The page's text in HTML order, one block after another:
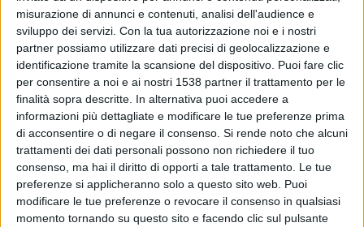
misurazione di annunci e contenuti, analisi dell'audience e
sviluppo dei servizi. Con la tua autorizzazione noi e i nostri
partner possiamo utilizzare dati precisi di geolocalizzazione e
identificazione tramite la scansione del dispositivo. Puoi fare clic
per consentire a noi e ai nostri 1538 partner il trattamento per le
finalità sopra descritte. In alternativa puoi accedere a
informazioni più dettagliate e modificare le tue preferenze prima
di acconsentire o di negare il consenso. Si rende noto che alcuni
trattamenti dei dati personali possono non richiedere il tuo
consenso, ma hai il diritto di opporti a tale trattamento. Le tue
preferenze si applicheranno solo a questo sito web. Puoi
modificare le tue preferenze o revocare il consenso in qualsiasi
momento tornando su questo sito e facendo clic sul pulsante
L'Aquila est, Croce Rossa di Carsoli e Avis comunale San
Vincenzo Valle Roveto e Roccavivi, coordineranno le
attività, l'obiettivo è quello di arrivare in tutte le
abitazioni delle persone anziane e dare loro dei
suggerimenti su come comportarsi in determinate
occasioni.